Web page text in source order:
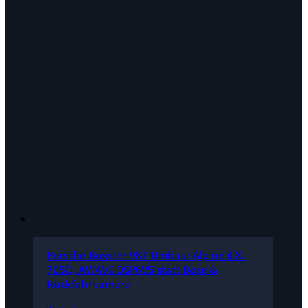
Porsche Boxster 987 Umbau: Alpine iLX-
705D, AWAVE DSP6V5 statt Bose &
Rückfahrkamera